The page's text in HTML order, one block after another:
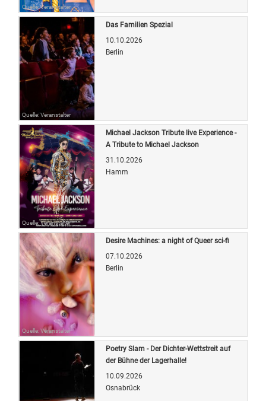
Quelle: Veranstalter
Quelle: Veranstalter
Das Familien Spezial
10.10.2026
Berlin
Quelle: Veranstalter
Michael Jackson Tribute live Experience -
A Tribute to Michael Jackson
31.10.2026
Hamm
Quelle: Veranstalter
Desire Machines: a night of Queer sci-fi
07.10.2026
Berlin
Poetry Slam - Der Dichter-Wettstreit auf
der Bühne der Lagerhalle!
10.09.2026
Osnabrück